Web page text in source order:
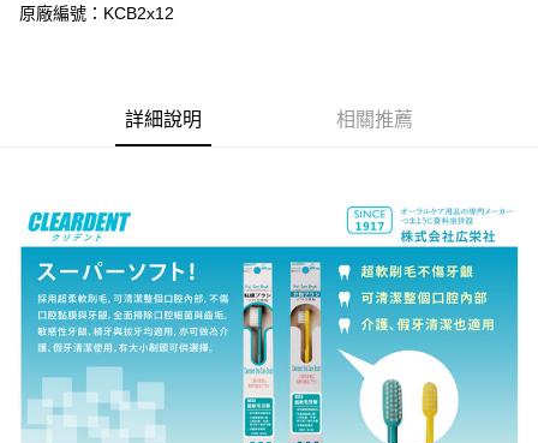
每筆NT$100，滿NT$800(含以上)免運費
原廠編號：KCB2x12
詳細說明 相關推薦